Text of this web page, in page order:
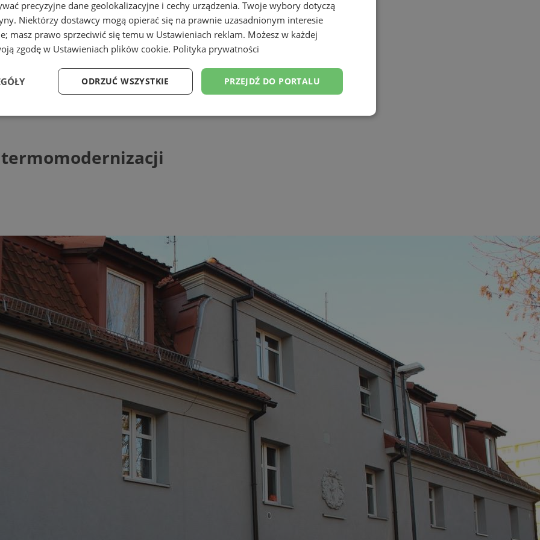
precyzyjne dane geolokalizacyjne i cechy urządzenia. Twoje wybory dotyczą
Niektórzy dostawcy mogą opierać się na prawnie uzasadnionym interesie
masz prawo sprzeciwić się temu w Ustawieniach reklam. Możesz w każdej
zgodę w Ustawieniach plików cookie. Polityka prywatności
PRZEJDŹ DO PORTALU
ODRZUĆ WSZYSTKIE
Wydajność Targetowanie Funkcjonalność Niesklasyfikowane
niezbędnych plików cookie nie można prawidłowo korzystać ze strony internetowej.
Provider /
Domena
Okres
przechowywania
Opis
rudaslaska.com.pl 1 rok
Ten plik cookie przechowuje identyfikator sesji.
rudaslaska.com.pl 1 rok
Ten plik cookie przechowuje identyfikator sesji.
rudaslaska.com.pl 1 rok
Ten plik cookie przechowuje identyfikator sesji.
.tiktok.com 1 tydzień 3 dni
Ten plik cookie jest używany do celów
uwierzytelniania i bezpieczeństwa, zapewniając, że
użytkownicy pozostają zalogowani, a ich dane są
zabezpieczone, jak poruszać się przez witrynę
internetową lub interakcji z jej usług.
Cloudflare Inc.
30 minut
Ten plik cookie służy do rozróżniania ludzi i botów.
Jest to korzystne dla strony internetowej, ponieważ
umożliwia tworzenie ważnych raportów na temat
korzystania z jej witryny internetowej.
29 minut 59
sekund
Ten plik cookie służy do rozróżniania ludzi i botów.
Jest to korzystne dla strony internetowej, ponieważ
umożliwia tworzenie ważnych raportów na temat
korzystania z jej witryny internetowej.
5 miesięcy 4
tygodnie
Ten plik cookie jest używany do przechowywania
interakcji z witryną. Rejestruje dane dotyczące
zgody odwiedzającego na różne polityki i
ustawienia prywatności, zapewniając, że ich
preferencje zostaną uhonorowane w przyszłych
Polityce prywatności Google